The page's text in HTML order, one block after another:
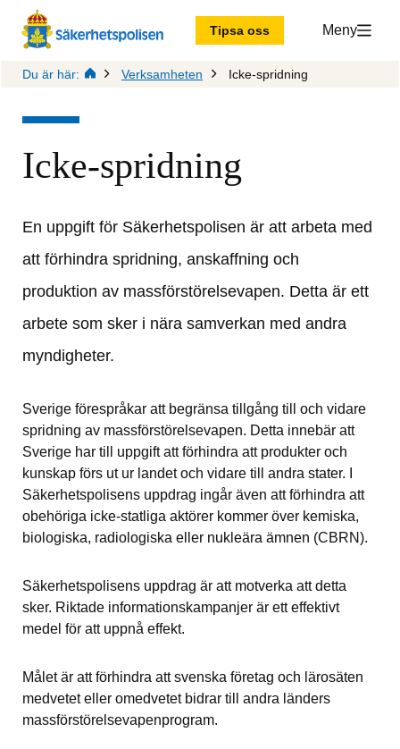
Tipsa oss Meny
Du är här: Verksamheten Icke-spridning
Icke-spridning
En uppgift för Säkerhetspolisen är att arbeta med
att förhindra spridning, anskaffning och
produktion av massförstörelsevapen. Detta är ett
arbete som sker i nära samverkan med andra
myndigheter.
Sverige förespråkar att begränsa tillgång till och vidare
spridning av massförstörelsevapen. Detta innebär att
Sverige har till uppgift att förhindra att produkter och
kunskap förs ut ur landet och vidare till andra stater. I
Säkerhetspolisens uppdrag ingår även att förhindra att
obehöriga icke-statliga aktörer kommer över kemiska,
biologiska, radiologiska eller nukleära ämnen (CBRN).
Säkerhetspolisens uppdrag är att motverka att detta
sker. Riktade informationskampanjer är ett effektivt
medel för att uppnå effekt.
Målet är att förhindra att svenska företag och lärosäten
medvetet eller omedvetet bidrar till andra länders
massförstörelsevapenprogram.